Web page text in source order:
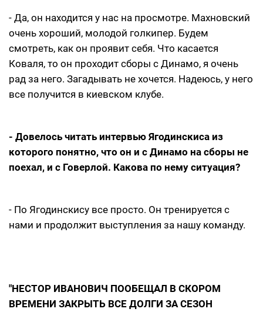
- Да, он находится у нас на просмотре. Махновский
очень хороший, молодой голкипер. Будем
смотреть, как он проявит себя. Что касается
Коваля, то он проходит сборы с Динамо, я очень
рад за него. Загадывать не хочется. Надеюсь, у него
все получится в киевском клубе.
- Довелось читать интервью Ягодинскиса из
которого понятно, что он и с Динамо на сборы не
поехал, и с Говерлой. Какова по нему ситуация?
- По Ягодинскису все просто. Он тренируется с
нами и продолжит выступления за нашу команду.
"НЕСТОР ИВАНОВИЧ ПООБЕЩАЛ В СКОРОМ
ВРЕМЕНИ ЗАКРЫТЬ ВСЕ ДОЛГИ ЗА СЕЗОН